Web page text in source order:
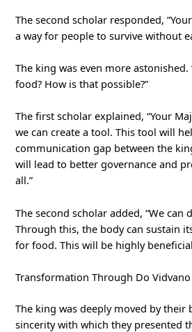
The second scholar responded,
a way for people to survive without
The king was even more
food? How is that possible?”
The first scholar explained, “Your
we can create a tool. This tool will
communication gap between the
will lead to better governance and
all.”
The second scholar added, “We can
Through this, the body can sustain
for food. This will be highly
Transformation Through Do Vidvano
The king was deeply moved by
sincerity with which they presented